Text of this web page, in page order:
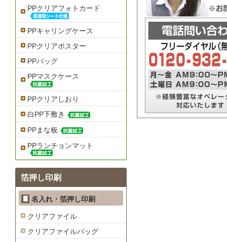
PPクリアフォトカード
PPキャリングケース
PPクリアポスター
PPバッグ
PPマスクケース
PPクリアしおり
白PP下敷き
PPまな板
PPランチョンマット
箔押し印刷
名入れ・箔押し印刷
クリアファイル
クリアファイルバッグ